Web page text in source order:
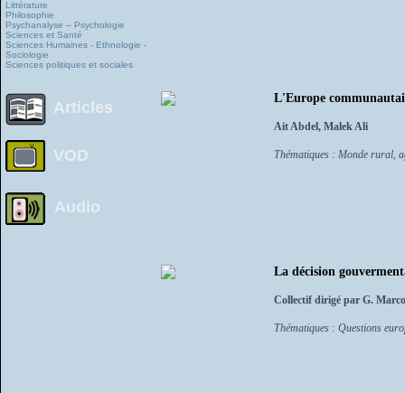
Littérature
Philosophie
Psychanalyse – Psychologie
Sciences et Santé
Sciences Humaines - Ethnologie -
Sociologie
Sciences politiques et sociales
Articles
VOD
Audio
L'Europe
Ait Abdel, Malek Ali
Thématiques : Monde rural,
La décision
Collectif dirigé par G.
Thématiques : Questions